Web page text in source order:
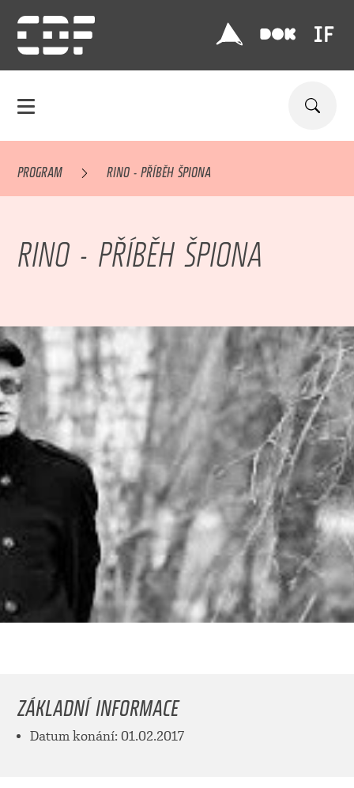
PROGRAM RINO - PŘÍBĚH ŠPIONA
RINO - PŘÍBĚH ŠPIONA
ZÁKLADNÍ INFORMACE
Datum konání: 01.02.2017